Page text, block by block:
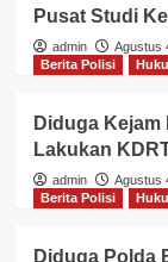
Pusat Studi
admin
Agustus
Berita Polisi
Diduga Kejam
Lakukan
admin
Agustus
Berita Polisi
Diduga Polda